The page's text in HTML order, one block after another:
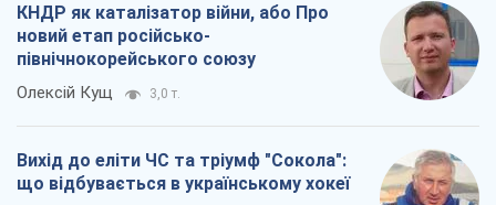
КНДР як каталізатор війни, або Про
новий етап російсько-
північнокорейського союзу
Олексій Кущ 3,0 т.
Вихід до еліти ЧС та тріумф "Сокола":
що відбувається в українському хокеї